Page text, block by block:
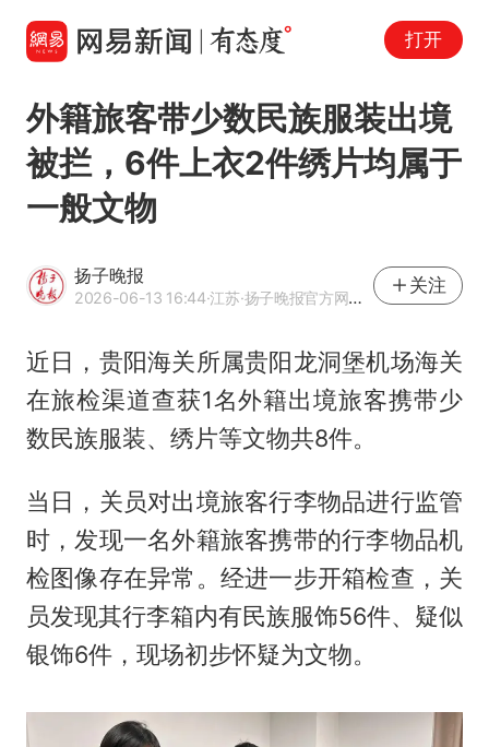
打开
外籍旅客带少数民族服装出境
被拦，6件上衣2件绣片均属于
一般文物
扬子晚报
2026-06-13 16:44·江苏·扬子晚报官方网易号
关注
近日，贵阳海关所属贵阳龙洞堡机场海关
在旅检渠道查获1名外籍出境旅客携带少
数民族服装、绣片等文物共8件。
当日，关员对出境旅客行李物品进行监管
时，发现一名外籍旅客携带的行李物品机
检图像存在异常。经进一步开箱检查，关
员发现其行李箱内有民族服饰56件、疑似
银饰6件，现场初步怀疑为文物。